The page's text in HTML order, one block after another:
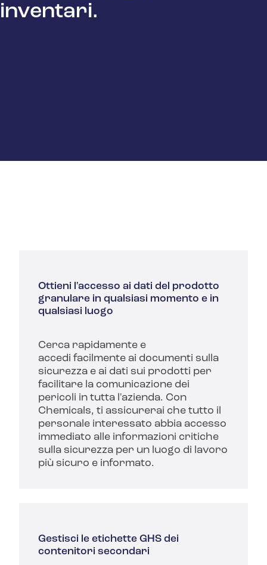
inventari.
Ottieni l'accesso ai dati del prodotto
granulare in qualsiasi momento e in
qualsiasi luogo
Cerca rapidamente e
accedi facilmente ai documenti sulla
sicurezza e ai dati sui prodotti per
facilitare la comunicazione dei
pericoli in tutta l'azienda. Con
Chemicals, ti assicurerai che tutto il
personale interessato abbia accesso
immediato alle informazioni critiche
sulla sicurezza per un luogo di lavoro
più sicuro e informato.
Gestisci le etichette GHS dei
contenitori secondari